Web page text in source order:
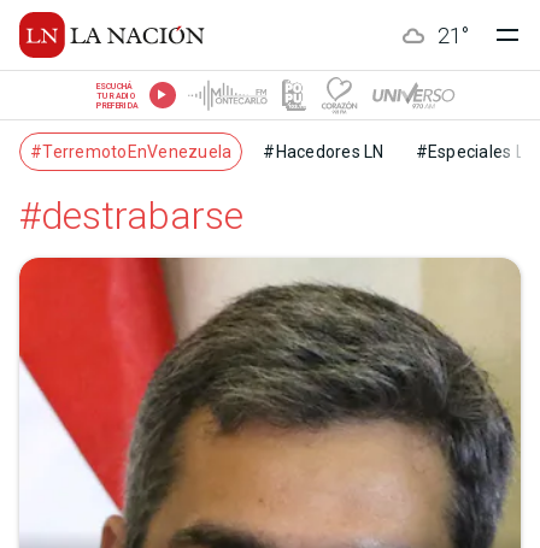
21 °
ESCUCHÁ
TU RADIO
PREFERIDA
#TerremotoEnVenezuela #Hacedores LN #Especiales LN
#destrabarse